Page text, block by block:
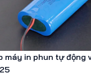
máy in phun tự động